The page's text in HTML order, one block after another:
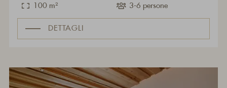
100 m² 3-6 persone
DETTAGLI